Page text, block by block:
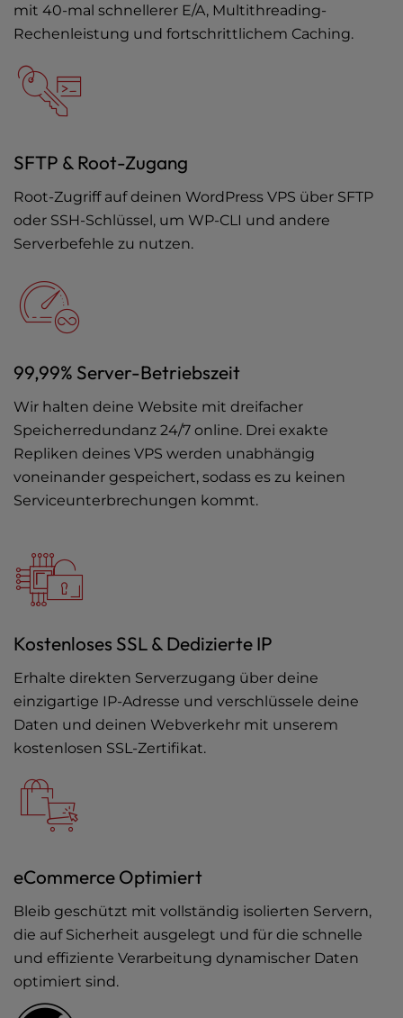
mit 40-mal schnellerer E/A, Multithreading-
Rechenleistung und fortschrittlichem Caching.
SFTP & Root-Zugang
Root-Zugriff auf deinen WordPress VPS über SFTP
oder SSH-Schlüssel, um WP-CLI und andere
Serverbefehle zu nutzen.
99,99% Server-Betriebszeit
Wir halten deine Website mit dreifacher
Speicherredundanz 24/7 online. Drei exakte
Repliken deines VPS werden unabhängig
voneinander gespeichert, sodass es zu keinen
Serviceunterbrechungen kommt.
Kostenloses SSL & Dedizierte IP
Erhalte direkten Serverzugang über deine
einzigartige IP-Adresse und verschlüssele deine
Daten und deinen Webverkehr mit unserem
kostenlosen SSL-Zertifikat.
eCommerce Optimiert
Bleib geschützt mit vollständig isolierten Servern,
die auf Sicherheit ausgelegt und für die schnelle
und effiziente Verarbeitung dynamischer Daten
optimiert sind.